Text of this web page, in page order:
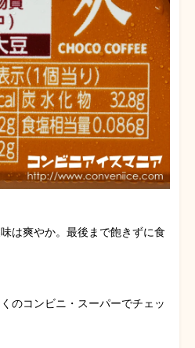
は爽やか。最後まで飽きずに食
のコンビニ・スーパーでチェッ